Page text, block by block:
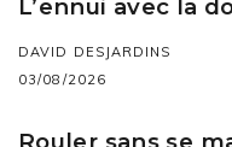
L’ennui avec la
DAVID DESJARDINS
03/08/2026